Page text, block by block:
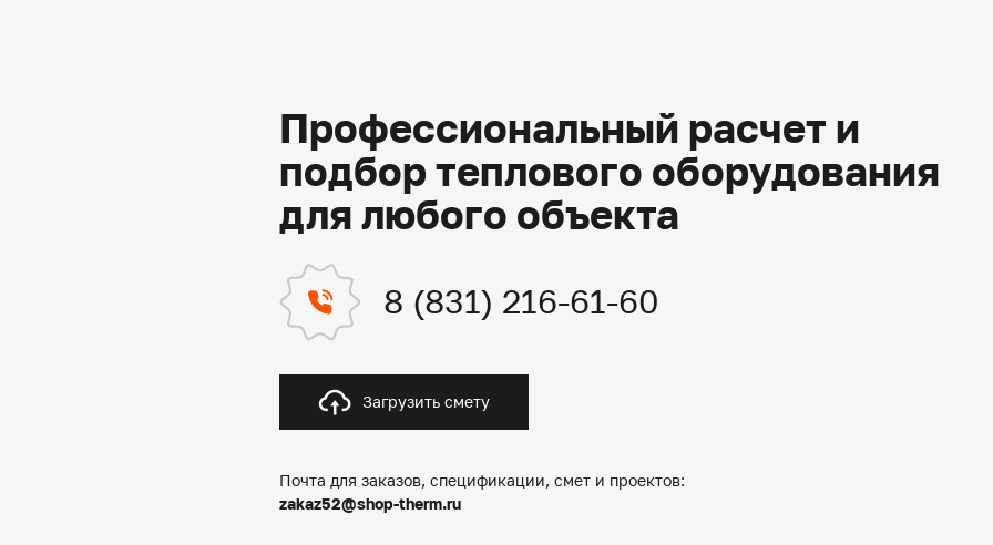
Профессиональный расчет и
подбор теплового оборудования
для любого объекта
8 (831) 216-61-60
Загрузить смету
Почта для заказов, спецификации, смет и проектов:
zakaz52@shop-therm.ru